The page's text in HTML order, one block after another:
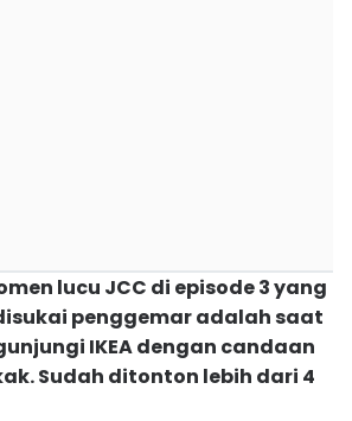
lucu JCC di episode 3 yang
penggemar adalah saat
IKEA dengan candaan
Sudah ditonton lebih dari 4